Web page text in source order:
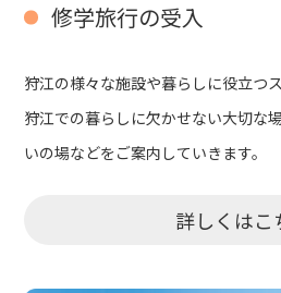
修学旅行の受入
狩江の様々な施設や暮らしに役立つ
狩江での暮らしに欠かせない大切な
いの場などをご案内していきます。
詳しくはこ